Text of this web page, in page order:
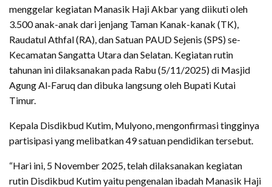
menggelar kegiatan Manasik Haji Akbar yang diikuti oleh
3.500 anak-anak dari jenjang Taman Kanak-kanak (TK),
Raudatul Athfal (RA), dan Satuan PAUD Sejenis (SPS) se-
Kecamatan Sangatta Utara dan Selatan. Kegiatan rutin
tahunan ini dilaksanakan pada Rabu (5/11/2025) di Masjid
Agung Al-Faruq dan dibuka langsung oleh Bupati Kutai
Timur.
Kepala Disdikbud Kutim, Mulyono, mengonfirmasi tingginya
partisipasi yang melibatkan 49 satuan pendidikan tersebut.
“Hari ini, 5 November 2025, telah dilaksanakan kegiatan
rutin Disdikbud Kutim yaitu pengenalan ibadah Manasik Haji